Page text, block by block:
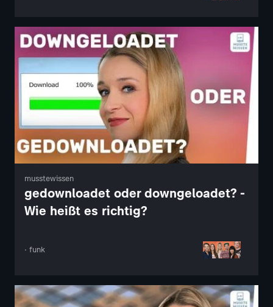
musstewissen
gedownloadet oder downgeloadet? -
Wie heißt es richtig?
· funk